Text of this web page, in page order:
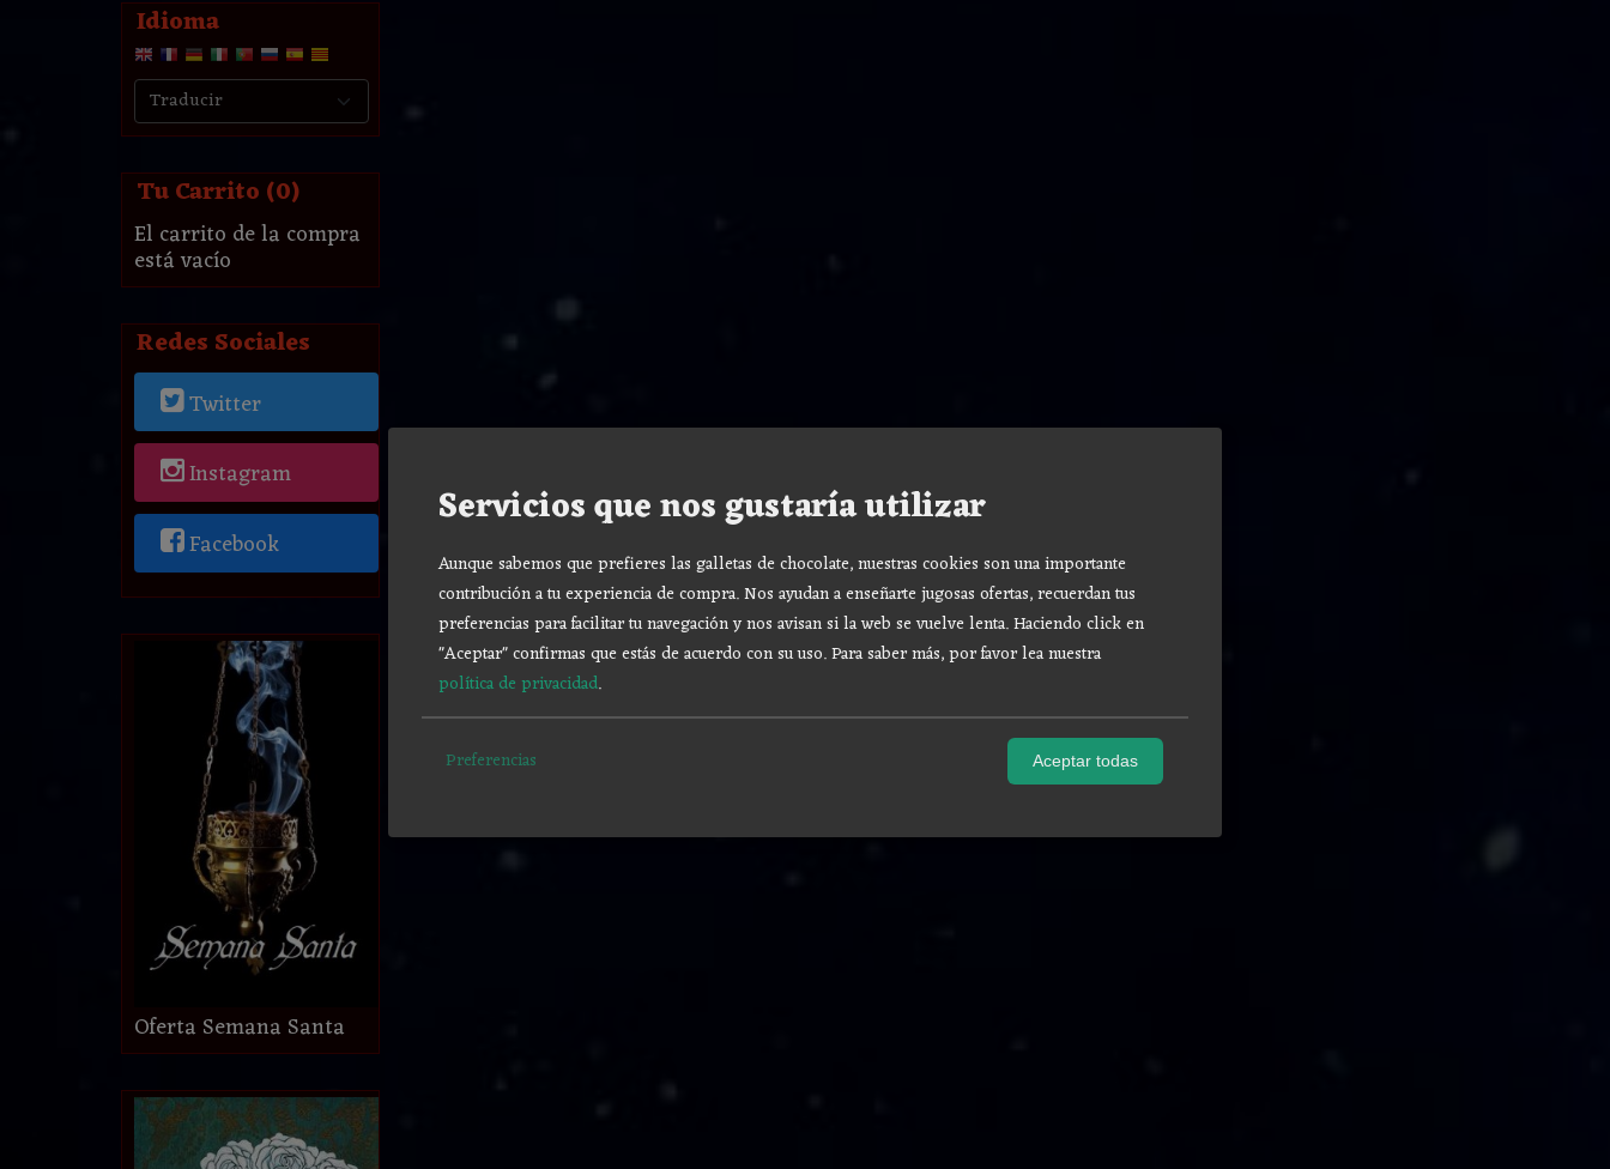
Idioma
Tu Carrito (0)
El carrito de la compra
está vacío
Redes Sociales
Twitter
Instagram
Facebook
Oferta Semana Santa
Servicios que nos gustaría utilizar
Aunque sabemos que prefieres las galletas de chocolate, nuestras cookies son una importante
contribución a tu experiencia de compra. Nos ayudan a enseñarte jugosas ofertas, recuerdan tus
preferencias para facilitar tu navegación y nos avisan si la web se vuelve lenta. Haciendo click en
"Aceptar" confirmas que estás de acuerdo con su uso.Para saber más, por favor lea nuestra
política de privacidad.
Preferencias Aceptar todas